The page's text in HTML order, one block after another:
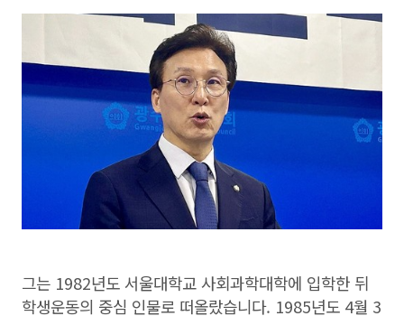
그는 1982년도 서울대학교 사회과학대학에 입학한 뒤
학생운동의 중심 인물로 떠올랐습니다. 1985년도 4월 3